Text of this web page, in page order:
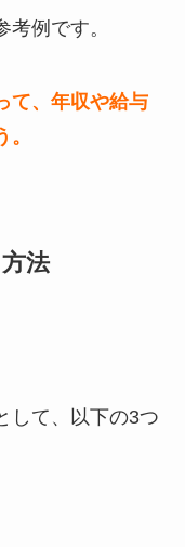
例です。
て、年収や給与
法
して、以下の3つ